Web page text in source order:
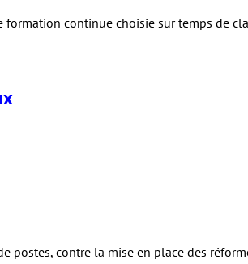
formation continue choisie sur temps de
postes, contre la mise en place des